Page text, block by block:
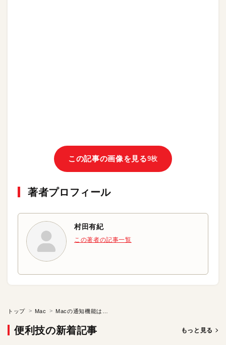
この記事の画像を見る9枚
著者プロフィール
村田有紀
この著者の記事一覧
トップ Mac
便利技の新着記事 もっと見る